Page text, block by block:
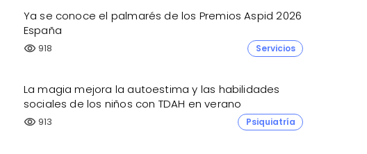
Ya se conoce el palmarés de los Premios Aspid 2026
España
visibility 918 Servicios
La magia mejora la autoestima y las habilidades
sociales de los niños con TDAH en verano
visibility 913 Psiquiatría